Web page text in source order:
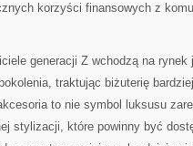
korzyści finansowych z
generacji Z wchodzą na rynek
traktując biżuterię
to nie symbol luksusu
stylizacji, które powinny być